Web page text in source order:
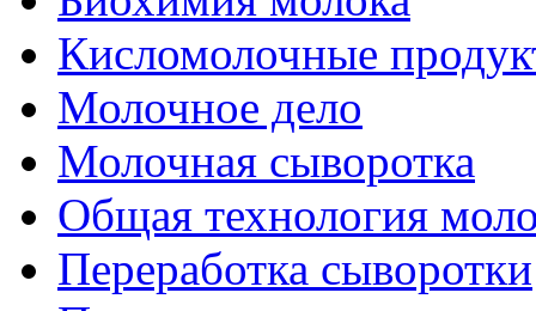
Кисломолочные
Молочное дело
Молочная сыворотка
Общая технология
Переработка сыворотки